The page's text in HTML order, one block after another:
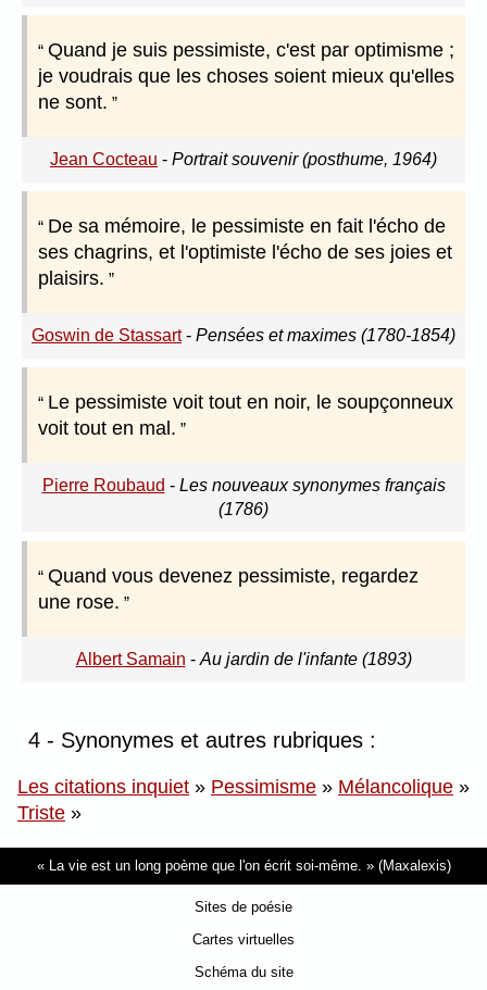
Quand je suis pessimiste, c'est par optimisme ;
je voudrais que les choses soient mieux qu'elles
ne sont.
Jean Cocteau - Portrait souvenir (posthume, 1964)
De sa mémoire, le pessimiste en fait l'écho de
ses chagrins, et l'optimiste l'écho de ses joies et
plaisirs.
Goswin de Stassart- Pensées et maximes (1780-1854)
Le pessimiste voit tout en noir, le soupçonneux
voit tout en mal.
Pierre Roubaud - Les nouveaux synonymes français
(1786)
Quand vous devenez pessimiste, regardez
une rose.
Albert Samain - Au jardin de l'infante (1893)
4 - Synonymes et autres rubriques :
Les citations inquiet » Pessimisme » Mélancolique »
Triste »
La vie est un long poème que l'on écrit soi-même. (Maxalexis)
Sites de poésie
Cartes virtuelles
Schéma du site